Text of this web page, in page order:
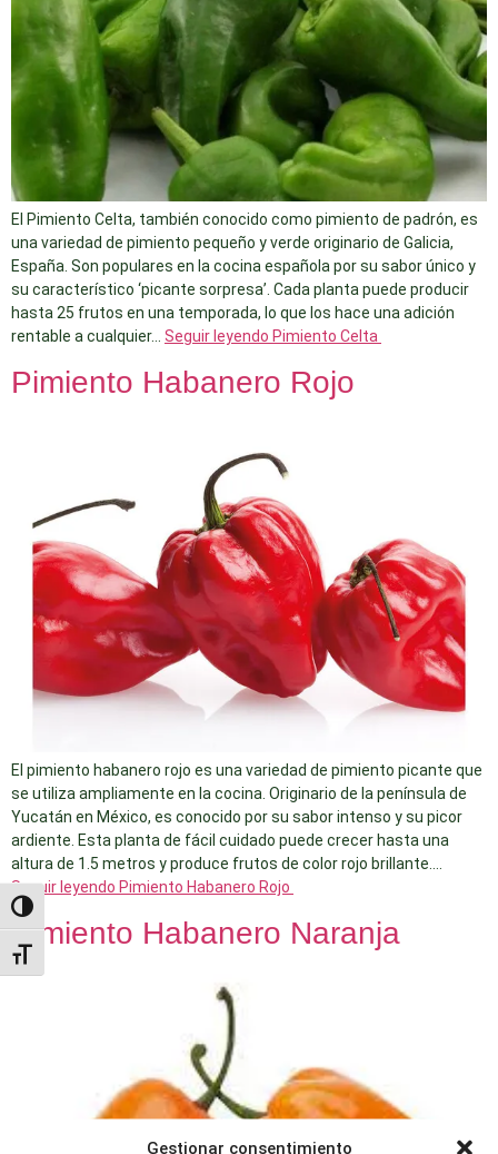
Gestionar consentimiento
Alternar alto contraste
Alternar tamaño de letra
El Pimiento Celta, también conocido como pimiento de padrón, es
una variedad de pimiento pequeño y verde originario de Galicia,
España. Son populares en la cocina española por su sabor único y
su característico ‘picante sorpresa’. Cada planta puede producir
hasta 25 frutos en una temporada, lo que los hace una adición
rentable a cualquier… Seguir leyendo Pimiento Celta
Pimiento Habanero Rojo
El pimiento habanero rojo es una variedad de pimiento picante que
se utiliza ampliamente en la cocina. Originario de la península de
Yucatán en México, es conocido por su sabor intenso y su picor
ardiente. Esta planta de fácil cuidado puede crecer hasta una
altura de 1.5 metros y produce frutos de color rojo brillante.…
Seguir leyendo Pimiento Habanero Rojo
Pimiento Habanero Naranja